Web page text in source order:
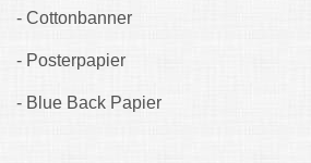
- Cottonbanner
- Posterpapier
- Blue Back Papier